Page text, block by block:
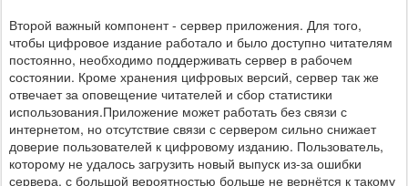
Второй важный компонент - сервер приложения. Для того,
чтобы цифровое издание работало и было доступно читателям
постоянно, необходимо поддерживать сервер в рабочем
состоянии. Кроме хранения цифровых версий, сервер так же
отвечает за оповещение читателей и сбор статистики
использования.Приложение может работать без связи с
интернетом, но отсутствие связи с сервером сильно снижает
доверие пользователей к цифровому изданию. Пользователь,
которому не удалось загрузить новый выпуск из-за ошибки
сервера, с большой вероятностью больше не вернётся к такому